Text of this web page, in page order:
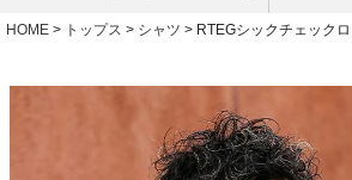
HOME トップス シャツ RTEGシックチェック